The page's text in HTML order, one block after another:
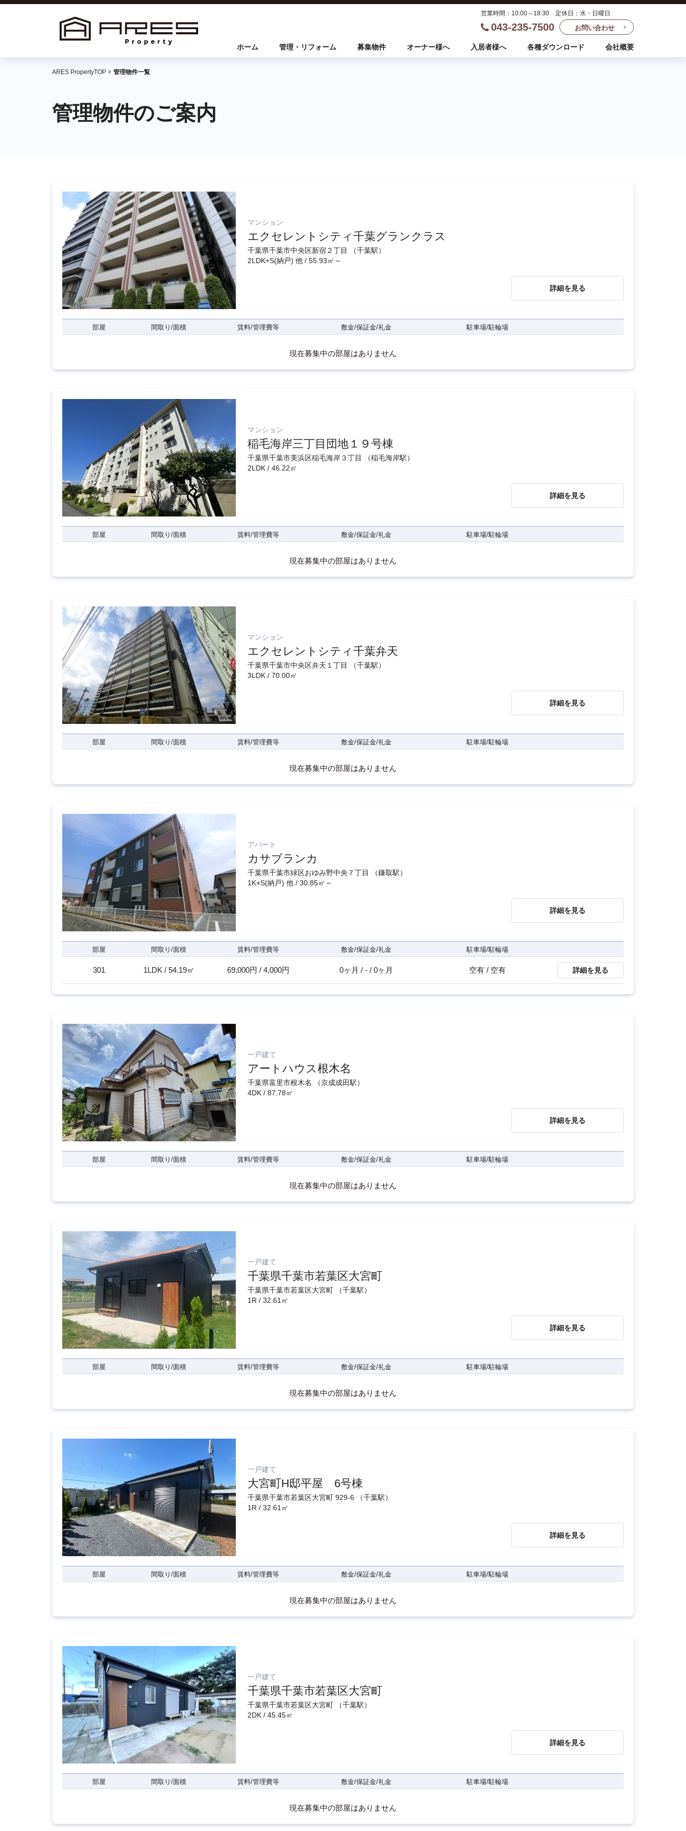
営業時間：10:00～18:30 定休日：水・日曜日
043-235-7500 お問い合わせ
ホーム 管理・リフォーム 募集物件 オーナー様へ 入居者様へ 各種ダウンロード 会社概要
ARES PropertyTOP 管理物件一覧
管理物件のご案内
マンション
エクセレントシティ千葉グランクラス
千葉県千葉市中央区新宿２丁目 （千葉駅）
2LDK+S(納戸) 他 / 55.93㎡～
詳細を見る
部屋 間取り/面積 賃料/管理費等 敷金/保証金/礼金 駐車場/駐輪場
現在募集中の部屋はありません
マンション
稲毛海岸三丁目団地１９号棟
千葉県千葉市美浜区稲毛海岸３丁目 （稲毛海岸駅）
2LDK / 46.22㎡
詳細を見る
部屋 間取り/面積 賃料/管理費等 敷金/保証金/礼金 駐車場/駐輪場
現在募集中の部屋はありません
マンション
エクセレントシティ千葉弁天
千葉県千葉市中央区弁天１丁目 （千葉駅）
3LDK / 70.00㎡
詳細を見る
部屋 間取り/面積 賃料/管理費等 敷金/保証金/礼金 駐車場/駐輪場
現在募集中の部屋はありません
アパート
カサブランカ
千葉県千葉市緑区おゆみ野中央７丁目 （鎌取駅）
1K+S(納戸) 他 / 30.85㎡～
詳細を見る
部屋 間取り/面積 賃料/管理費等 敷金/保証金/礼金 駐車場/駐輪場
301 1LDK / 54.19㎡ 69,000円 / 4,000円 0ヶ月 / - / 0ヶ月 空有 / 空有 詳細を見る
一戸建て
アートハウス根木名
千葉県富里市根木名 （京成成田駅）
4DK / 87.78㎡
詳細を見る
部屋 間取り/面積 賃料/管理費等 敷金/保証金/礼金 駐車場/駐輪場
現在募集中の部屋はありません
一戸建て
千葉県千葉市若葉区大宮町
千葉県千葉市若葉区大宮町 （千葉駅）
1R / 32.61㎡
詳細を見る
部屋 間取り/面積 賃料/管理費等 敷金/保証金/礼金 駐車場/駐輪場
現在募集中の部屋はありません
一戸建て
大宮町H邸平屋 6号棟
千葉県千葉市若葉区大宮町 929-6 （千葉駅）
1R / 32.61㎡
詳細を見る
部屋 間取り/面積 賃料/管理費等 敷金/保証金/礼金 駐車場/駐輪場
現在募集中の部屋はありません
一戸建て
千葉県千葉市若葉区大宮町
千葉県千葉市若葉区大宮町 （千葉駅）
2DK / 45.45㎡
詳細を見る
部屋 間取り/面積 賃料/管理費等 敷金/保証金/礼金 駐車場/駐輪場
現在募集中の部屋はありません